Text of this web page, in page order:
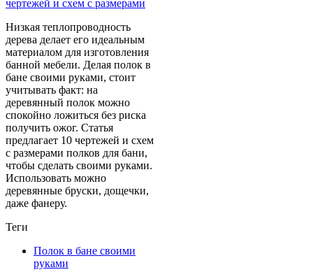
Низкая теплопроводность
дерева делает его идеальным
материалом для изготовления
банной мебели. Делая полок в
бане своими руками, стоит
учитывать факт: на
деревянный полок можно
спокойно ложиться без риска
получить ожог. Статья
предлагает 10 чертежей и схем
с размерами полков для бани,
чтобы сделать своими руками.
Использовать можно
деревянные бруски, дощечки,
даже фанеру.
Теги
Полок в бане своими
руками